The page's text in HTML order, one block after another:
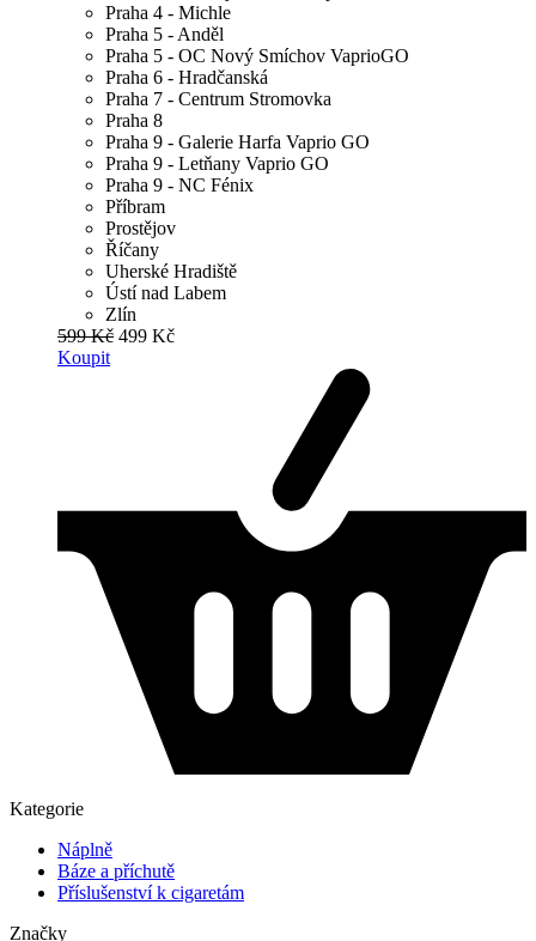
Praha 4 - Michle
Praha 5 - Anděl
Praha 5 - OC Nový Smíchov VaprioGO
Praha 6 - Hradčanská
Praha 7 - Centrum Stromovka
Praha 8
Praha 9 - Galerie Harfa Vaprio GO
Praha 9 - Letňany Vaprio GO
Praha 9 - NC Fénix
Příbram
Prostějov
Říčany
Uherské Hradiště
Ústí nad Labem
Zlín
599 Kč 499 Kč
Koupit
Kategorie
Náplně
Báze a příchutě
Příslušenství k cigaretám
Značky